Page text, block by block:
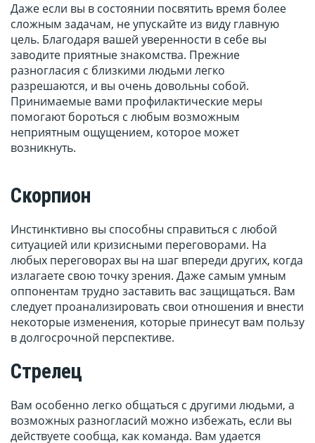
Даже если вы в состоянии посвятить время более
сложным задачам, не упускайте из виду главную
цель. Благодаря вашей уверенности в себе вы
заводите приятные знакомства. Прежние
разногласия с близкими людьми легко
разрешаются, и вы очень довольны собой.
Принимаемые вами профилактические меры
помогают бороться с любым возможным
неприятным ощущением, которое может
возникнуть.
Скорпион
Инстинктивно вы способны справиться с любой
ситуацией или кризисными переговорами. На
любых переговорах вы на шаг впереди других, когда
излагаете свою точку зрения. Даже самым умным
оппонентам трудно заставить вас защищаться. Вам
следует проанализировать свои отношения и внести
некоторые изменения, которые принесут вам пользу
в долгосрочной перспективе.
Стрелец
Вам особенно легко общаться с другими людьми, а
возможных разногласий можно избежать, если вы
действуете сообща, как команда. Вам удается